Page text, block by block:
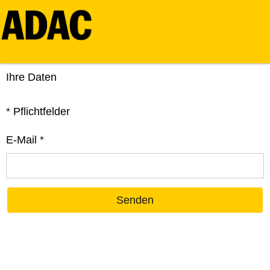
Ihre Daten
* Pflichtfelder
E-Mail *
Senden